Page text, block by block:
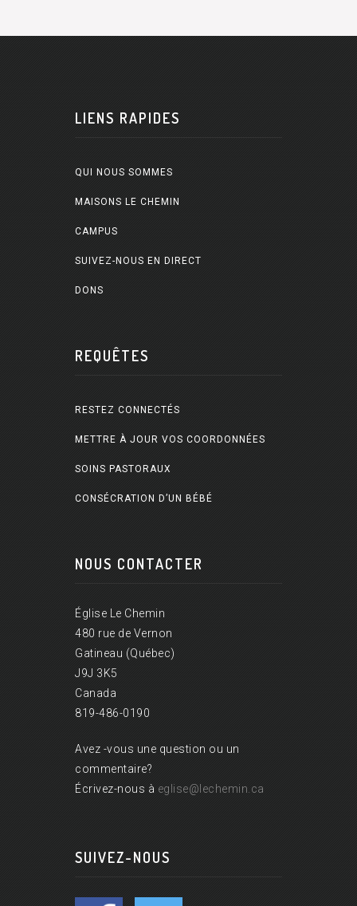
LIENS RAPIDES
QUI NOUS SOMMES
MAISONS LE CHEMIN
CAMPUS
SUIVEZ-NOUS EN DIRECT
DONS
REQUÊTES
RESTEZ CONNECTÉS
METTRE À JOUR VOS COORDONNÉES
SOINS PASTORAUX
CONSÉCRATION D’UN BÉBÉ
NOUS CONTACTER
Église Le Chemin
480 rue de Vernon
Gatineau (Québec)
J9J 3K5
Canada
819-486-0190
Avez -vous une question ou un
commentaire?
Écrivez-nous à eglise@lechemin.ca
SUIVEZ-NOUS